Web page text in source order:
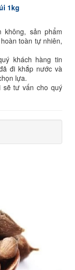
1kg
sản phẩm
toàn tự nhiên,
khách hàng tin
đi khắp nước và
lựa.
sẽ tư vấn cho quý